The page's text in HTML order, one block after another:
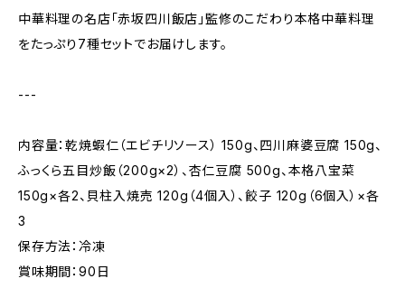
中華料理の名店「赤坂四川飯店」監修のこだわり本格中華料理
をたっぷり7種セットでお届けします。
---
内容量：乾焼蝦仁（エビチリソース） 150g、四川麻婆豆腐 150g、
ふっくら五目炒飯（200g×2）、杏仁豆腐 500g、本格八宝菜
150g×各2、貝柱入焼売 120g（4個入）、餃子 120g（6個入）×各
3
保存方法：冷凍
賞味期間：90日